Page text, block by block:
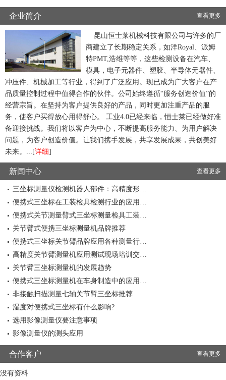
企业简介 查看更多
昆山恒士莱机械科技有限公司与许多的厂
商建立了长期稳定关系，如洋Royal、派姆
特PMT,浩维等等，这些检测设备在汽车、
模具，电子元器件、塑胶、半导体元器件、
冲压件、机械加工等行业，得到了广泛应用。现已成为广大客户在产
品质量控制过程中值得合作的伙伴。公司始终遵循“服务创造价值”的
经营宗旨。在坚持为客户提供良好的产品，同时更加注重产品的服
务，使客户买得放心用得舒心。 工业4.0已经来临，恒士莱已经做好准
备迎接挑战。我们将以客户为中心，不断提高服务能力、为用户解决
问题，为客户创造价值。让我们携手发展，共享发展成果，共创美好
未来。...[详细]
新闻中心 查看更多
三坐标测量仪检测机器人部件：高精度形…
便携式三坐标在工装检具检测行业的应用…
便携式关节测量臂式三坐标测量检具工装…
关节臂式便携三坐标测量机品牌推荐
便携式三坐标关节臂品牌应用各种测量行…
高精度关节臂测量机应用测试现场培训交…
关节臂三坐标测量机的发展趋势
便携式三坐标测量机在车身制造中的应用…
非接触扫描测量七轴关节臂三坐标推荐
湿度对便携式三坐标有什么影响?
选用影像测量仪要注意事项
影像测量仪的测头应用
合作客户 查看更多
没有资料